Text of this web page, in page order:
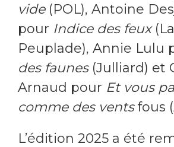
vide(POL), Antoine
pour Indice des feux (La
Peuplade), Annie Lulu
des faunes(Julliard) et
Arnaud pour Et vous
comme des ventsfous
L’édition 2025 a été